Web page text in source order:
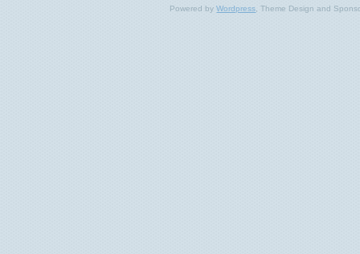
Powered byWordpress , Theme Design and